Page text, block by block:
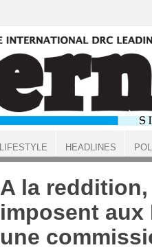
A la
imposent aux
une
LIFESTYLE HEADLINES